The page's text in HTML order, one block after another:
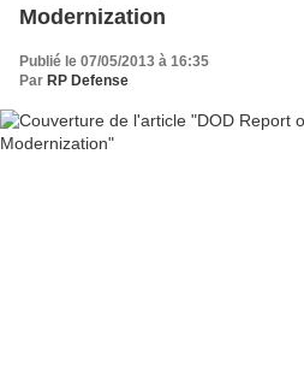
Modernization
Publié le 07/05/2013 à 16:35
Par RP Defense